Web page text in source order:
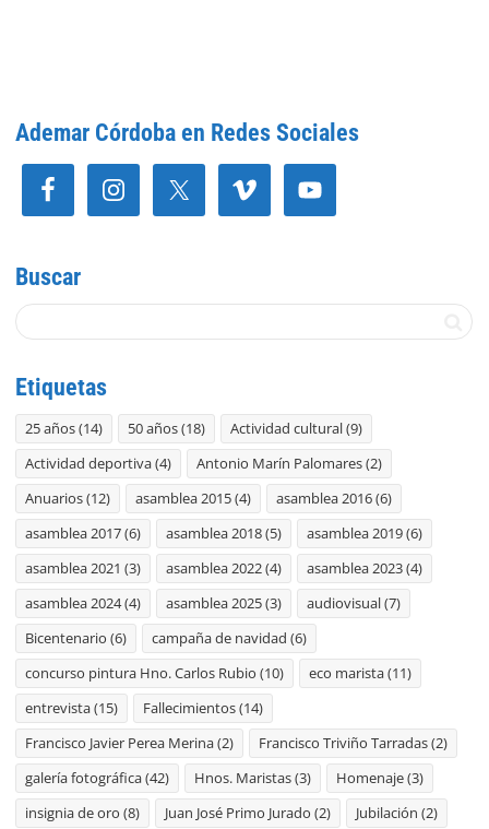
Ademar Córdoba en Redes Sociales
Buscar
Etiquetas
25 años(14) 50 años(18) Actividad cultural(9)
Actividad deportiva(4) Antonio Marín Palomares(2)
Anuarios(12) asamblea 2015(4) asamblea 2016(6)
asamblea 2017(6) asamblea 2018(5) asamblea 2019(6)
asamblea 2021 (3) asamblea 2022(4) asamblea 2023(4)
asamblea 2024(4) asamblea 2025(3) audiovisual(7)
Bicentenario (6) campaña de navidad (6)
concurso pintura Hno. Carlos Rubio (10) eco marista(11)
entrevista(15) Fallecimientos(14)
Francisco Javier Perea Merina(2) Francisco Triviño Tarradas(2)
galería fotográfica(42) Hnos. Maristas(3) Homenaje(3)
insignia de oro (8) Juan José Primo Jurado (2) Jubilación (2)